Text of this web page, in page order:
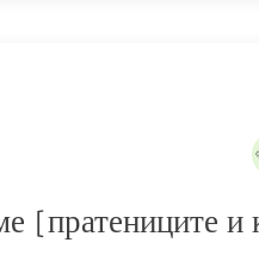
[пратениците и